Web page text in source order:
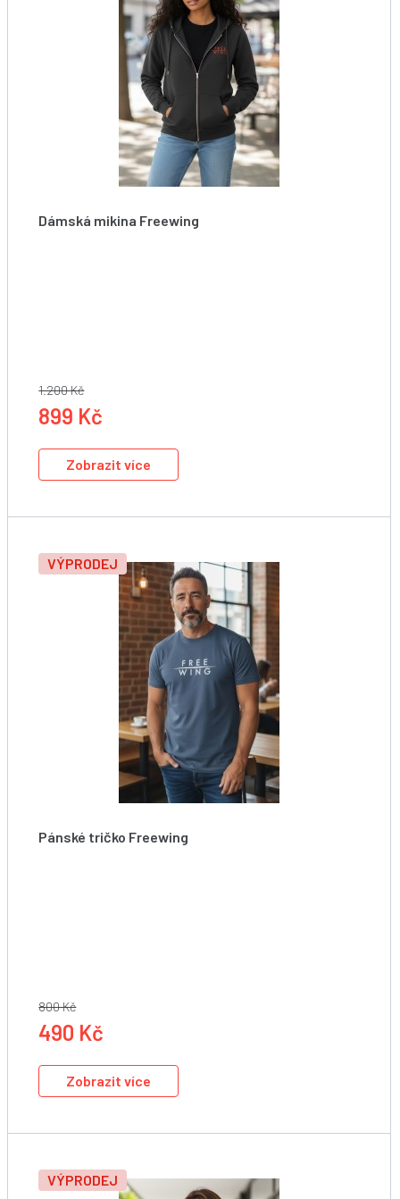
Dámská mikina Freewing
1.200 Kč
899 Kč
Zobrazit více
VÝPRODEJ
Pánské tričko Freewing
800 Kč
490 Kč
Zobrazit více
VÝPRODEJ